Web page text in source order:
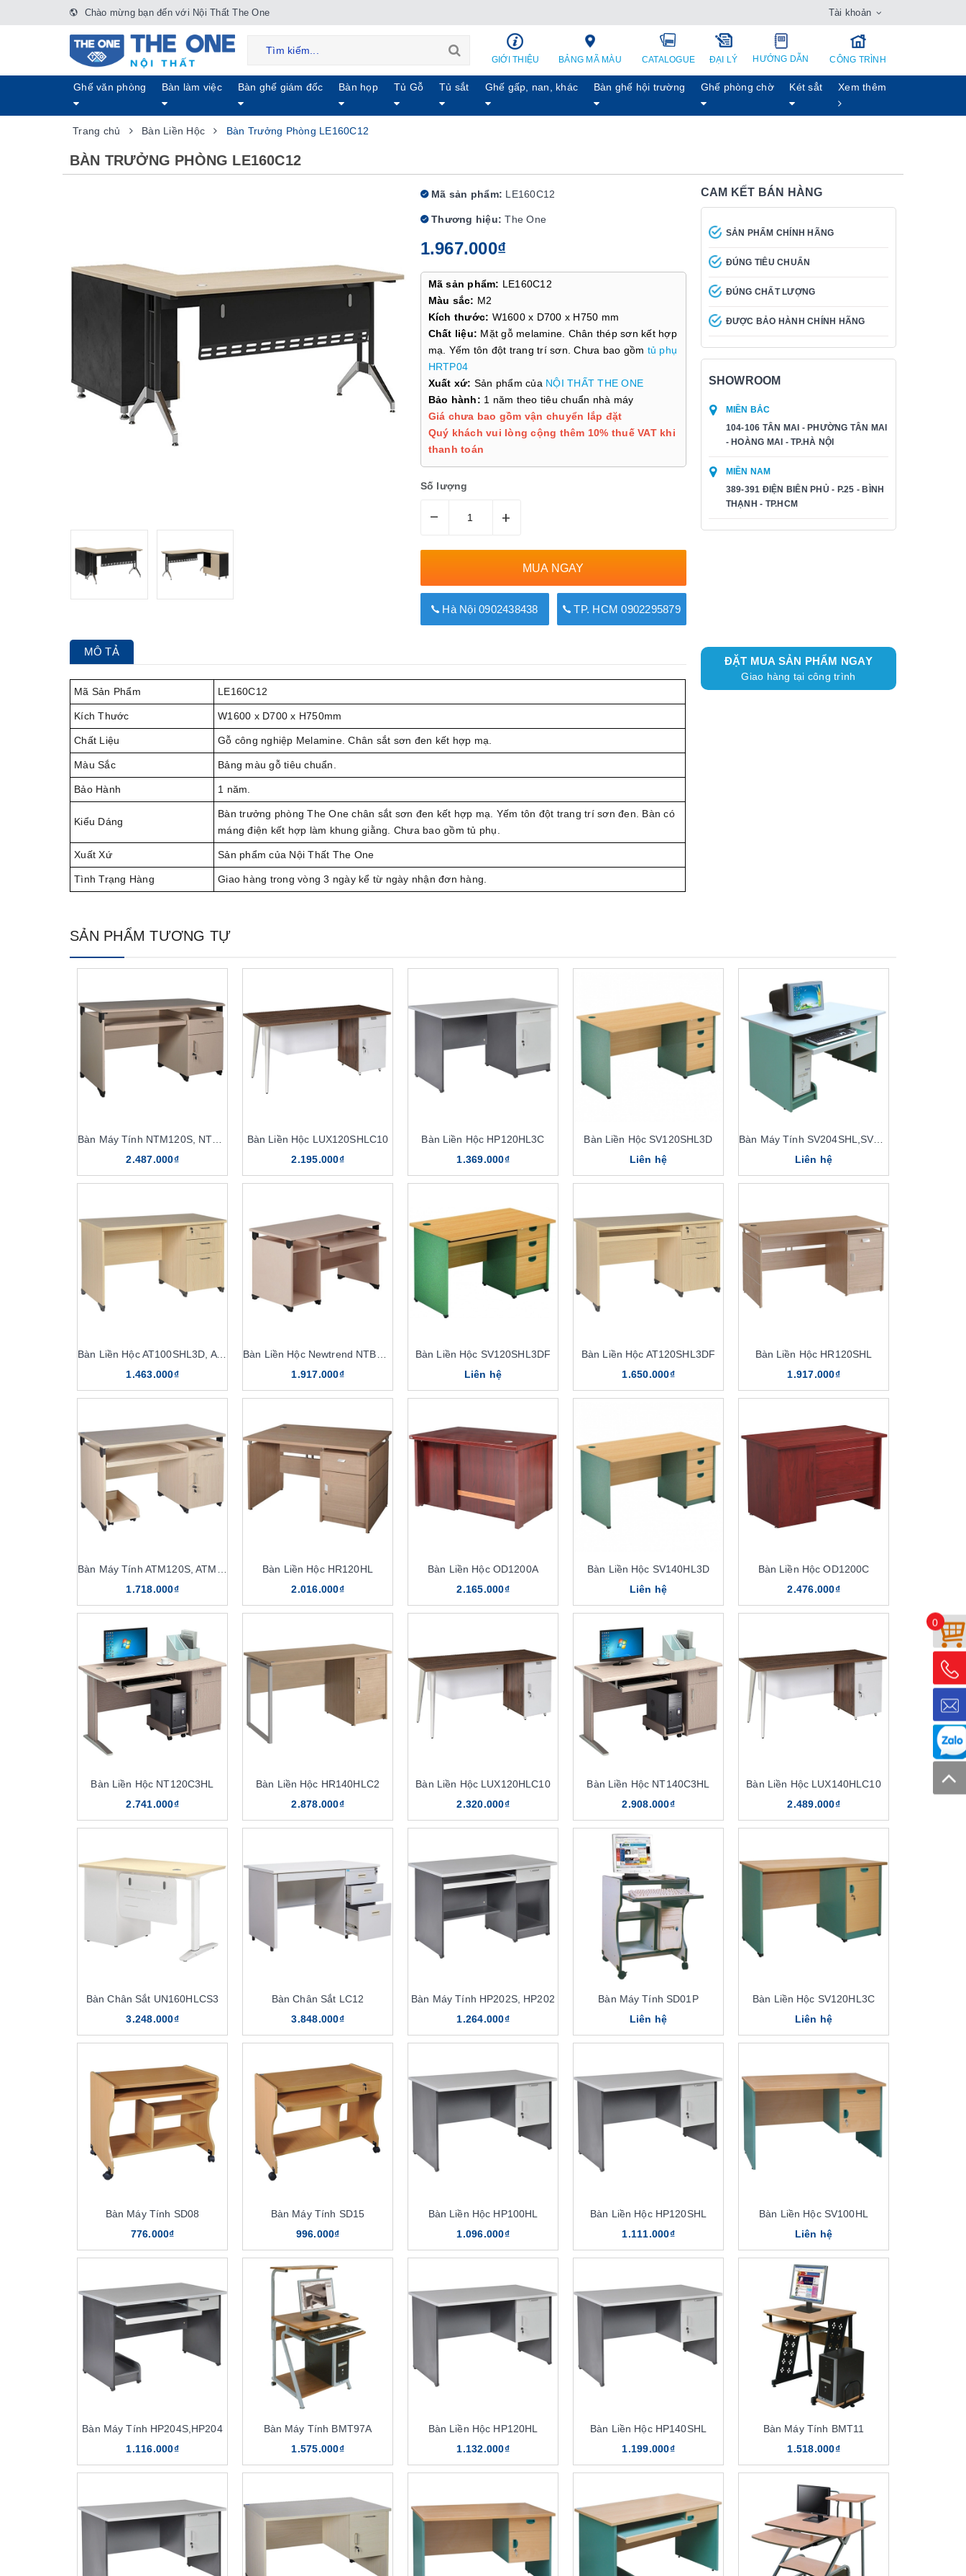
Chào mừng bạn đến với Nội Thất The One Tài khoản
GIỚI THIỆU BẢNG MÃ MÀU CATALOGUE ĐẠI LÝ HƯỚNG DẪN CÔNG TRÌNH
Ghế văn phòng Bàn làm việc Bàn ghế giám đốc Bàn họp Tủ Gỗ Tủ sắt Ghế gấp, nan, khác Bàn ghế hội trường Ghế phòng chờ Két sẳt Xem thêm
Trang chủ Bàn Liền Hộc Bàn Trưởng Phòng LE160C12
BÀN TRƯỞNG PHÒNG LE160C12
Mã sản phẩm: LE160C12
Thương hiệu: The One
1.967.000₫
Mã sản phẩm: LE160C12
Màu sắc: M2
Kích thước: W1600 x D700 x H750 mm
Chất liệu: Mặt gỗ melamine. Chân thép sơn kết hợp
mạ. Yếm tôn đột trang trí sơn. Chưa bao gồm tủ phụ
HRTP04
Xuất xứ: Sản phẩm của NỘI THẤT THE ONE
Bảo hành: 1 năm theo tiêu chuẩn nhà máy
Giá chưa bao gồm vận chuyển lắp đặt
Quý khách vui lòng cộng thêm 10% thuế VAT khi
thanh toán
Số lượng
– +
MUA NGAY
Hà Nội 0902438438 TP. HCM 0902295879
CAM KẾT BÁN HÀNG
SẢN PHẨM CHÍNH HÃNG
ĐÚNG TIÊU CHUẨN
ĐÚNG CHẤT LƯỢNG
ĐƯỢC BẢO HÀNH CHÍNH HÃNG
SHOWROOM
MIỀN BẮC
104-106 TÂN MAI - PHƯỜNG TÂN MAI
- HOÀNG MAI - TP.HÀ NỘI
MIỀN NAM
389-391 ĐIỆN BIÊN PHỦ - P.25 - BÌNH
THẠNH - TP.HCM
MÔ TẢ
Mã Sản Phẩm LE160C12
Kích Thước W1600 x D700 x H750mm
Chất Liệu Gỗ công nghiệp Melamine. Chân sắt sơn đen kết hợp mạ.
Màu Sắc Bảng màu gỗ tiêu chuẩn.
Bảo Hành 1 năm.
Kiểu Dáng
Bàn trưởng phòng The One chân sắt sơn đen kết hợp mạ. Yếm tôn đột trang trí sơn đen. Bàn có
máng điện kết hợp làm khung giằng. Chưa bao gồm tủ phụ.
Xuất Xứ Sản phẩm của Nội Thất The One
Tình Trạng Hàng Giao hàng trong vòng 3 ngày kể từ ngày nhận đơn hàng.
ĐẶT MUA SẢN PHẨM NGAY
Giao hàng tại công trình
SẢN PHẨM TƯƠNG TỰ
Bàn Máy Tính NTM120S, NTM120
2.487.000₫
Bàn Liền Hộc LUX120SHLC10
2.195.000₫
Bàn Liền Hộc HP120HL3C
1.369.000₫
Bàn Liền Hộc SV120SHL3D
Liên hệ
Bàn Máy Tính SV204SHL,SV204HL
Liên hệ
Bàn Liền Hộc AT100SHL3D, AT120SHL3D
1.463.000₫
Bàn Liền Hộc Newtrend NTBP02
1.917.000₫
Bàn Liền Hộc SV120SHL3DF
Liên hệ
Bàn Liền Hộc AT120SHL3DF
1.650.000₫
Bàn Liền Hộc HR120SHL
1.917.000₫
Bàn Máy Tính ATM120S, ATM120
1.718.000₫
Bàn Liền Hộc HR120HL
2.016.000₫
Bàn Liền Hộc OD1200A
2.165.000₫
Bàn Liền Hộc SV140HL3D
Liên hệ
Bàn Liền Hộc OD1200C
2.476.000₫
Bàn Liền Hộc NT120C3HL
2.741.000₫
Bàn Liền Hộc HR140HLC2
2.878.000₫
Bàn Liền Hộc LUX120HLC10
2.320.000₫
Bàn Liền Hộc NT140C3HL
2.908.000₫
Bàn Liền Hộc LUX140HLC10
2.489.000₫
Bàn Chân Sắt UN160HLCS3
3.248.000₫
Bàn Chân Sắt LC12
3.848.000₫
Bàn Máy Tính HP202S, HP202
1.264.000₫
Bàn Máy Tính SD01P
Liên hệ
Bàn Liền Hộc SV120HL3C
Liên hệ
Bàn Máy Tính SD08
776.000₫
Bàn Máy Tính SD15
996.000₫
Bàn Liền Hộc HP100HL
1.096.000₫
Bàn Liền Hộc HP120SHL
1.111.000₫
Bàn Liền Hộc SV100HL
Liên hệ
Bàn Máy Tính HP204S,HP204
1.116.000₫
Bàn Máy Tính BMT97A
1.575.000₫
Bàn Liền Hộc HP120HL
1.132.000₫
Bàn Liền Hộc HP140SHL
1.199.000₫
Bàn Máy Tính BMT11
1.518.000₫
0